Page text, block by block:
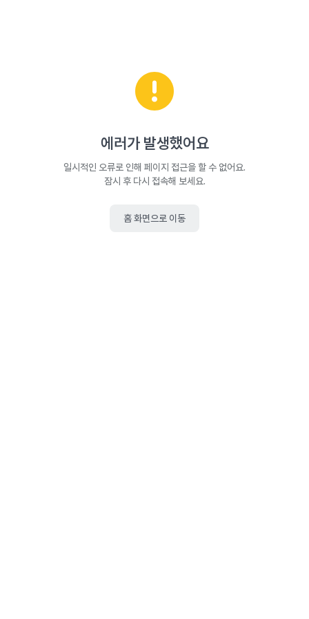
에러가 발생했어요
일시적인 오류로 인해 페이지 접근을 할 수 없어요.
잠시 후 다시 접속해 보세요.
홈 화면으로 이동